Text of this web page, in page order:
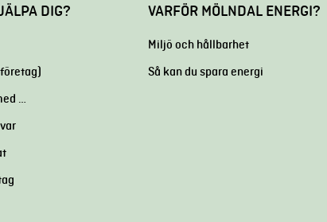
DIG?
…
VARFÖR MÖLNDAL ENERGI?
Miljö och hållbarhet
Så kan du spara energi